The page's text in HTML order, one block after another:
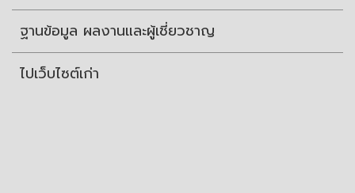
ฐานข้อมูล ผลงานและผู้เชี่ยวชาญ
ไปเว็บไซต์เก่า